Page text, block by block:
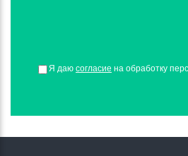
Я даю согласие на обработку